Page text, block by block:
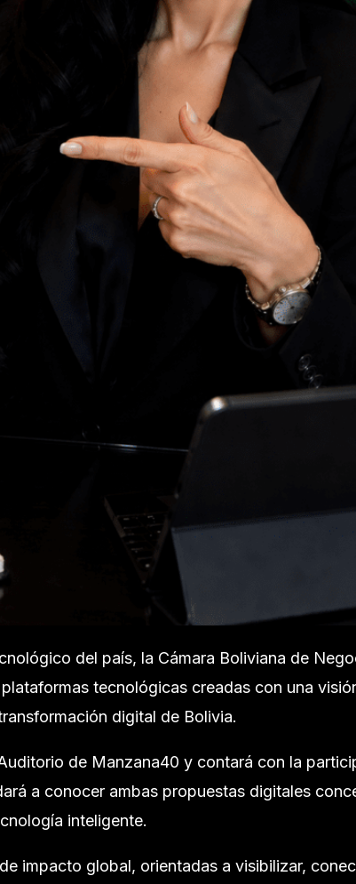
del país, la Cámara Boliviana de
tecnológicas creadas con una
digital de Bolivia.
de Manzana40 y contará con la
a conocer ambas propuestas digitales
inteligente.
impacto global, orientadas a visibilizar,